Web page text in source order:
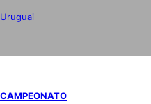
Uruguai
CAMPEONATO